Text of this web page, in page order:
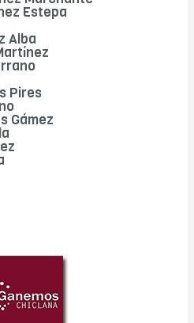
Estepa
Alba
Pires
Gámez